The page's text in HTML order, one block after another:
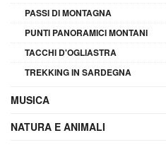
PASSI DI MONTAGNA
PUNTI PANORAMICI MONTANI
TACCHI D'OGLIASTRA
TREKKING IN SARDEGNA
MUSICA
NATURA E ANIMALI